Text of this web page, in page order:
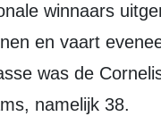
winnaars
en vaart
was de
namelijk 38.